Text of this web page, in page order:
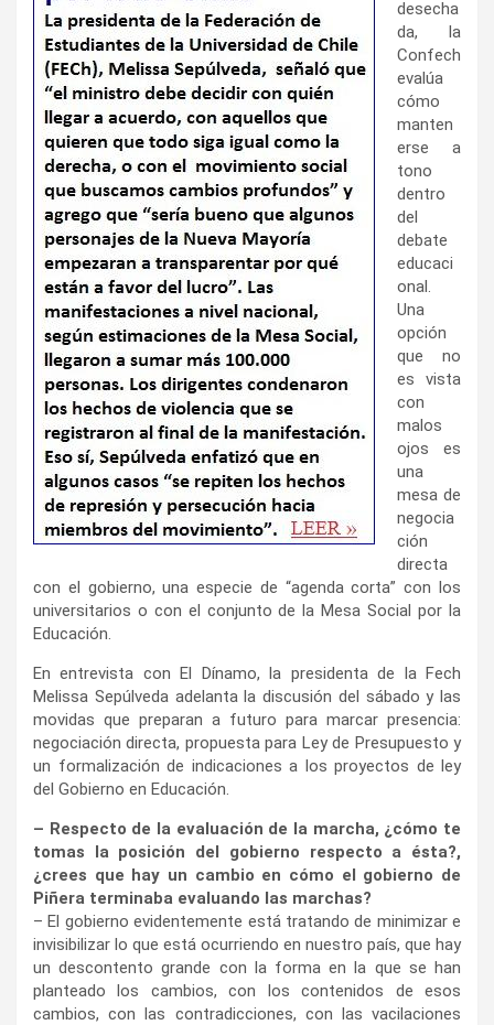
desecha
da, la
Confech
evalúa
cómo
manten
erse a
tono
dentro
del
debate
educaci
onal.
Una
opción
que no
es vista
con
malos
ojos es
una
mesa de
negocia
ción
directa
con el gobierno, una especie de “agenda corta” con los
universitarios o con el conjunto de la Mesa Social por la
Educación.
En entrevista con El Dínamo, la presidenta de la Fech
Melissa Sepúlveda adelanta la discusión del sábado y las
movidas que preparan a futuro para marcar presencia:
negociación directa, propuesta para Ley de Presupuesto y
un formalización de indicaciones a los proyectos de ley
del Gobierno en Educación.
– Respecto de la evaluación de la marcha, ¿cómo te
tomas la posición del gobierno respecto a ésta?,
¿crees que hay un cambio en cómo el gobierno de
Piñera terminaba evaluando las marchas?
– El gobierno evidentemente está tratando de minimizar e
invisibilizar lo que está ocurriendo en nuestro país, que hay
un descontento grande con la forma en la que se han
planteado los cambios, con los contenidos de esos
cambios, con las contradicciones, con las vacilaciones